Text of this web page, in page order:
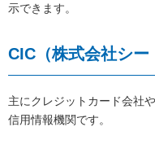
示できます。
CIC（株式会社シー
主にクレジットカード会社
信用情報機関です。